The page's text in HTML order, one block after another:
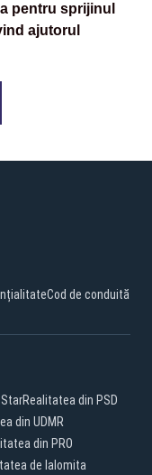
pentru sprijinul
ajutorul
Cod de conduită
Realitatea din PSD
din UDMR
din PRO
de Ialomita